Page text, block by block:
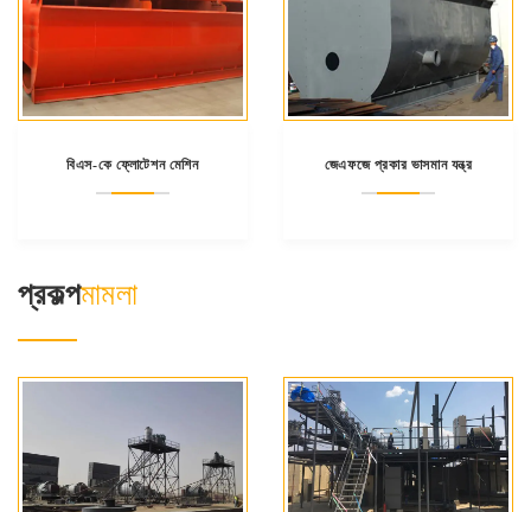
বিএস-কে ফ্লোটেশন মেশিন জেএফজে প্রকার ভাসমান যন্ত্র
প্রকল্পমামলা